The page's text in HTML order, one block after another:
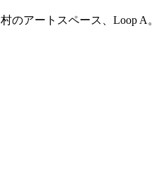
のアートスペース、Loop A。